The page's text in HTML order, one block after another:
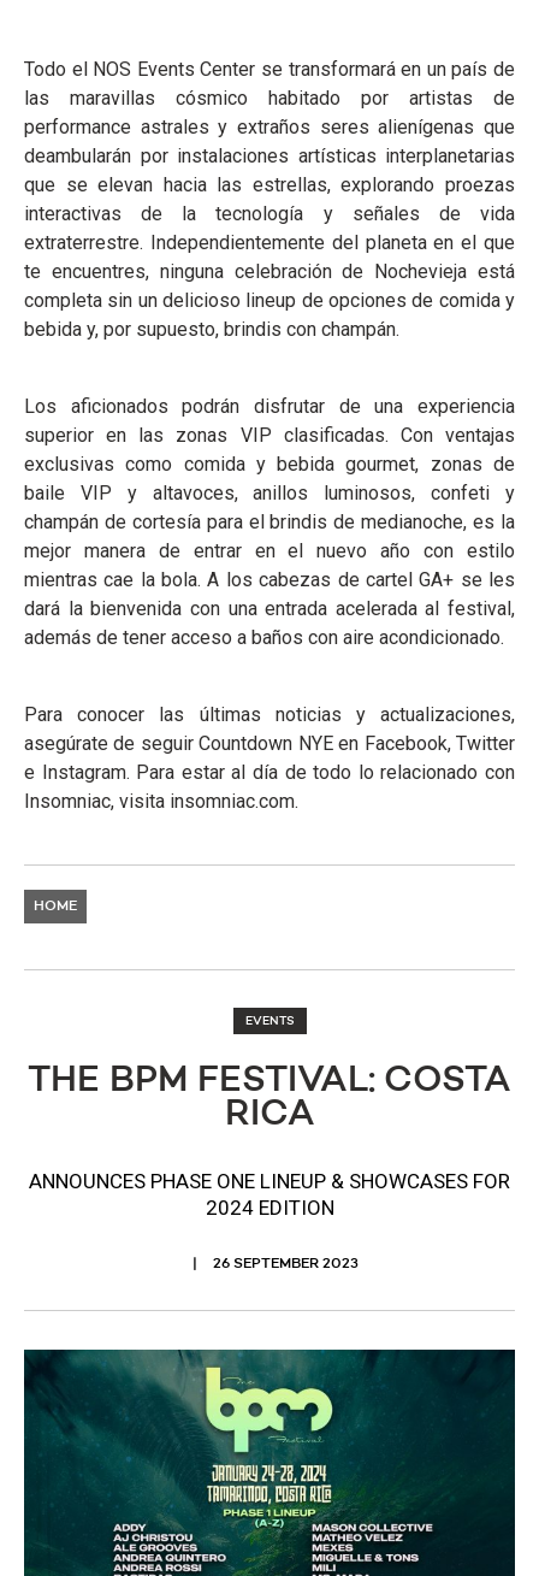
Todo el NOS Events Center se transformará en un país de
las maravillas cósmico habitado por artistas de
performance astrales y extraños seres alienígenas que
deambularán por instalaciones artísticas interplanetarias
que se elevan hacia las estrellas, explorando proezas
interactivas de la tecnología y señales de vida
extraterrestre. Independientemente del planeta en el que
te encuentres, ninguna celebración de Nochevieja está
completa sin un delicioso lineup de opciones de comida y
bebida y, por supuesto, brindis con champán.
Los aficionados podrán disfrutar de una experiencia
superior en las zonas VIP clasificadas. Con ventajas
exclusivas como comida y bebida gourmet, zonas de
baile VIP y altavoces, anillos luminosos, confeti y
champán de cortesía para el brindis de medianoche, es la
mejor manera de entrar en el nuevo año con estilo
mientras cae la bola. A los cabezas de cartel GA+ se les
dará la bienvenida con una entrada acelerada al festival,
además de tener acceso a baños con aire acondicionado.
Para conocer las últimas noticias y actualizaciones,
asegúrate de seguir Countdown NYE en Facebook, Twitter
e Instagram. Para estar al día de todo lo relacionado con
Insomniac, visita insomniac.com.
HOME
EVENTS
THE BPM FESTIVAL: COSTA
RICA
ANNOUNCES PHASE ONE LINEUP & SHOWCASES FOR
2024 EDITION
26 SEPTEMBER 2023